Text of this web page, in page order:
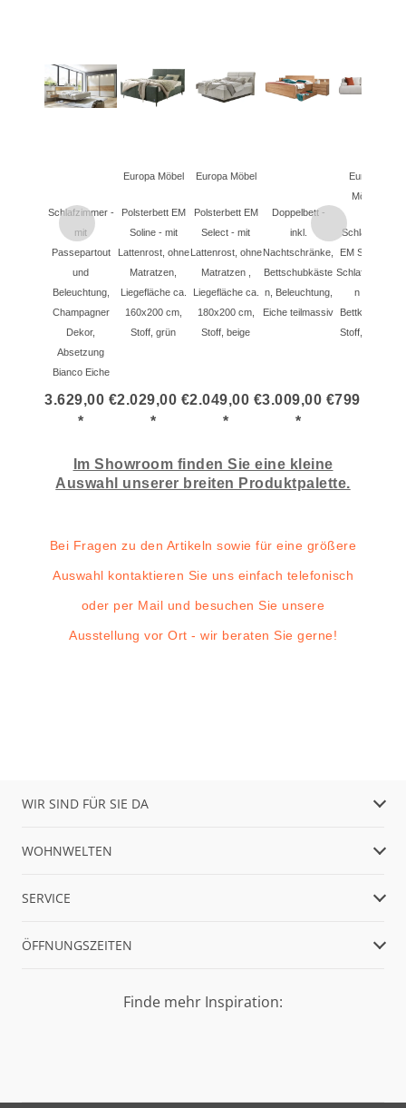
Schlafzimmer -
mit
Passepartout
und
Beleuchtung,
Champagner
Dekor,
Absetzung
Bianco Eiche
3.629,00 €
*
Europa Möbel
Polsterbett EM
Soline - mit
Lattenrost, ohne
Matratzen,
Liegefläche ca.
160x200 cm,
Stoff, grün
2.029,00 €
*
Europa Möbel
Polsterbett EM
Select - mit
Lattenrost, ohne
Matratzen ,
Liegefläche ca.
180x200 cm,
Stoff, beige
2.049,00 €
*
Doppelbett -
inkl.
Nachtschränke,
Bettschubkäste
n, Beleuchtung,
Eiche teilmassiv
3.009,00 €
*
Europa
Möbel
Schlafsofa
EM Sintra -
Schlaffunktio
n mit
Bettkasten,
Stoff, Natur
799,00 €
Im Showroom finden Sie eine kleine
Auswahl unserer breiten Produktpalette.
Bei Fragen zu den Artikeln sowie für eine größere
Auswahl kontaktieren Sie uns einfach telefonisch
oder per Mail und besuchen Sie unsere
Ausstellung vor Ort - wir beraten Sie gerne!
WIR SIND FÜR SIE DA
WOHNWELTEN
SERVICE
ÖFFNUNGSZEITEN
Finde mehr Inspiration: